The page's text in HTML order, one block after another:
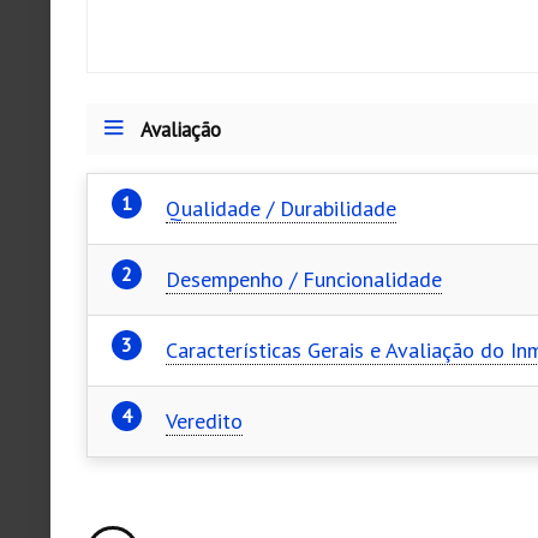
Avaliação
Qualidade / Durabilidade
Desempenho / Funcionalidade
Características Gerais e Avaliação do
Veredito